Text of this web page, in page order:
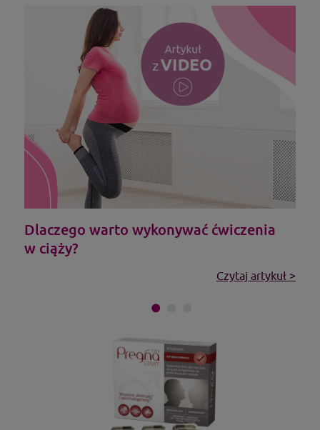
Dlaczego warto wykonywać ćwiczenia
w ciąży?
Czytaj artykuł >